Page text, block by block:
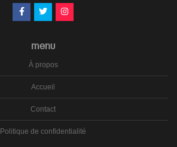
MENU
À propos
Accueil
Contact
Politique de confidentialité